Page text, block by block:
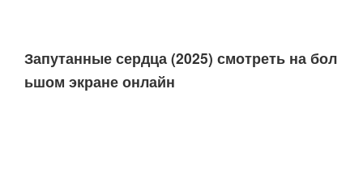
본문
Запутанные сердца (2025) смотреть на бол
ьшом экране онлайн